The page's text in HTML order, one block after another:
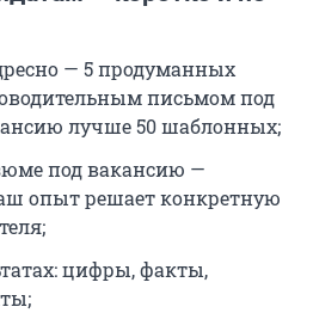
— 5 продуманных
письмом под
лучше 50 шаблонных;
под вакансию —
опыт решает конкретную
цифры, факты,